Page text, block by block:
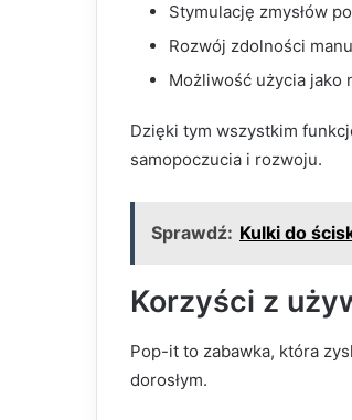
Stymulację zmysłów
Rozwój zdolności
Możliwość użycia jako
Dzięki tym wszystkim
samopoczucia i rozwoju.
Sprawdź: Kulki do
Korzyści z
Pop-it to zabawka, która
dorosłym.